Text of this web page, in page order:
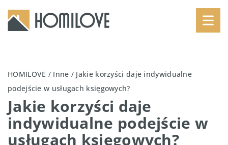
HOMILOVE / Inne / Jakie korzyści daje indywidualne
podejście w usługach księgowych?
Jakie korzyści daje
indywidualne podejście w
usługach księgowych?